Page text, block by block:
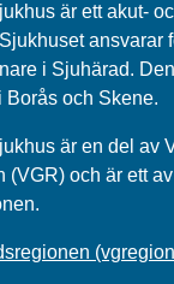
är ett akut-
ansvarar
i Sjuhärad.
och Skene.
är en del av
(VGR) och är ett